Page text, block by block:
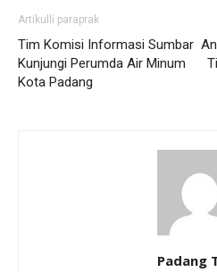
Artikulli paraprak
Tim Komisi Informasi Sumbar
Kunjungi Perumda Air Minum
Kota Padang
Padang